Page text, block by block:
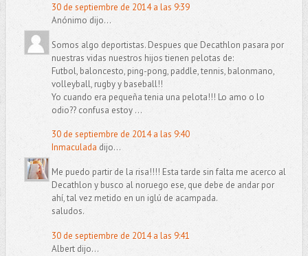
30 de septiembre de 2014 a las 9:39
Anónimo dijo...
Somos algo deportistas. Despues que Decathlon pasara por
nuestras vidas nuestros hijos tienen pelotas de:
Futbol, baloncesto, ping-pong, paddle, tennis, balonmano,
volleyball, rugby y baseball!!
Yo cuando era pequeña tenia una pelota!!! Lo amo o lo
odio?? confusa estoy ...
30 de septiembre de 2014 a las 9:40
Inmaculada dijo...
Me puedo partir de la risa!!!! Esta tarde sin falta me acerco al
Decathlon y busco al noruego ese, que debe de andar por
ahí, tal vez metido en un iglú de acampada.
saludos.
30 de septiembre de 2014 a las 9:41
Albert dijo...